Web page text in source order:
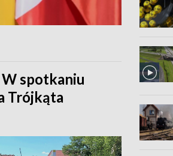
spotkaniu
Trójkąta